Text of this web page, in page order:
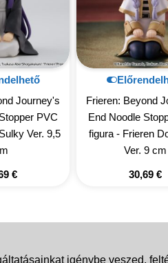
Journey's
PVC
Ver. 9,5
€
Frieren: Beyond
End Noodle
figura - Frieren
Ver. 9 cm
30,69 €
igénybe veszed,